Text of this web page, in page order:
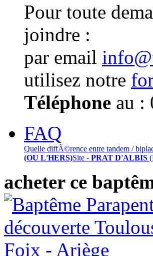
Pour toute
joindre :
par email
utilisez notre
Téléphone au :
FAQ
Quelle diffÃ©rence entre tandem /
(OU L'HERS)Site - PRAT D'ALBIS
acheter ce